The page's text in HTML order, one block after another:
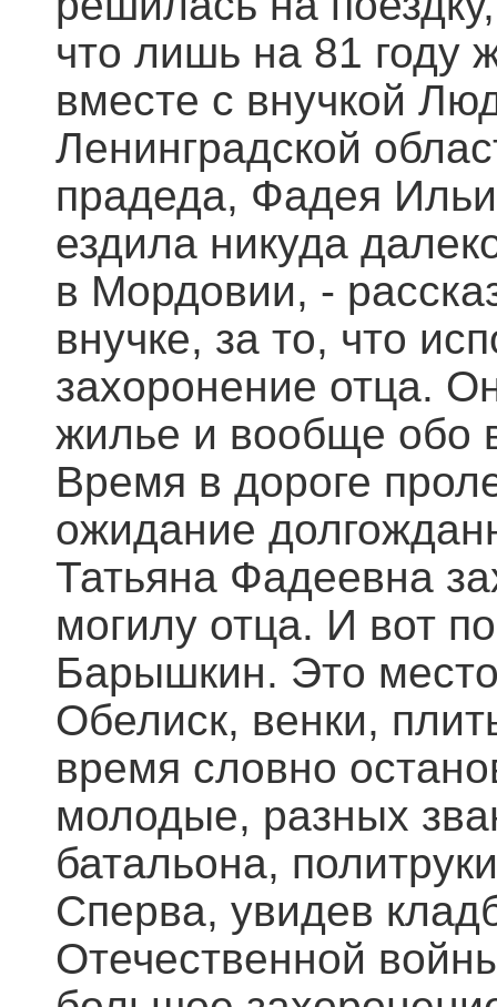
что лишь на 81 году
вместе с внучкой
Ленинградской
прадеда, Фадея
ездила никуда
в Мордовии, -
внучке, за то, что
захоронение отца.
жилье и вообще обо
Время в дороге
ожидание
Татьяна Фадеевна
могилу отца. И вот
Барышкин. Это
Обелиск, венки,
время словно
молодые, разных
батальона,
Сперва, увидев
Отечественной